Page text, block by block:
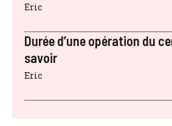
Eric
Durée d’une opération du
savoir
Eric